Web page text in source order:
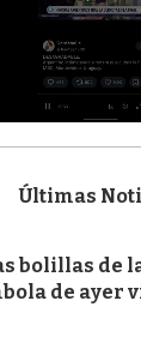
Últimas
bolillas de
de ayer